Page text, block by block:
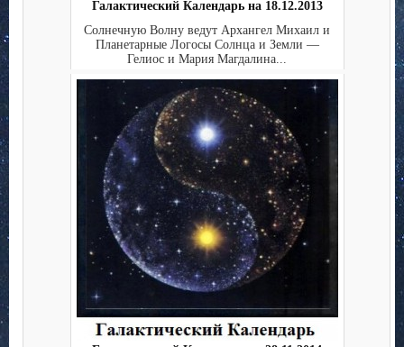
Галактический Календарь на 18.12.2013
Солнечную Волну ведут Архангел Михаил и
Планетарные Логосы Солнца и Земли —
Гелиос и Мария Магдалина...